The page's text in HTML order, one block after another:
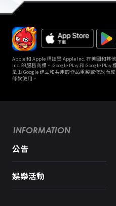
Apple 和 Apple 標誌是 Apple Inc. 在美國和其
Inc. 的服務商標。 Google Play 和 Google Play
是由 Google 建立和共用的作品重製或修改而
條款使用。
INFORMATION
公告
娛樂活動